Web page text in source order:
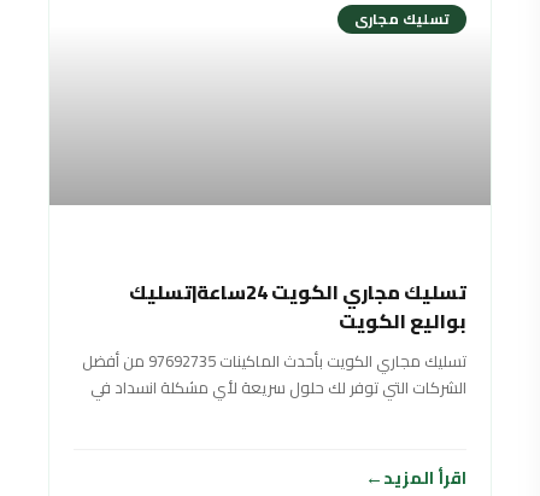
تسليك مجارى
تسليك مجاري الكويت 24ساعة|تسليك
بواليع الكويت
تسليك مجاري الكويت بأحدث الماكينات 97692735 من أفضل
الشركات التي توفر لك حلول سريعة لأي مشكلة انسداد في
اقرأ المزيد